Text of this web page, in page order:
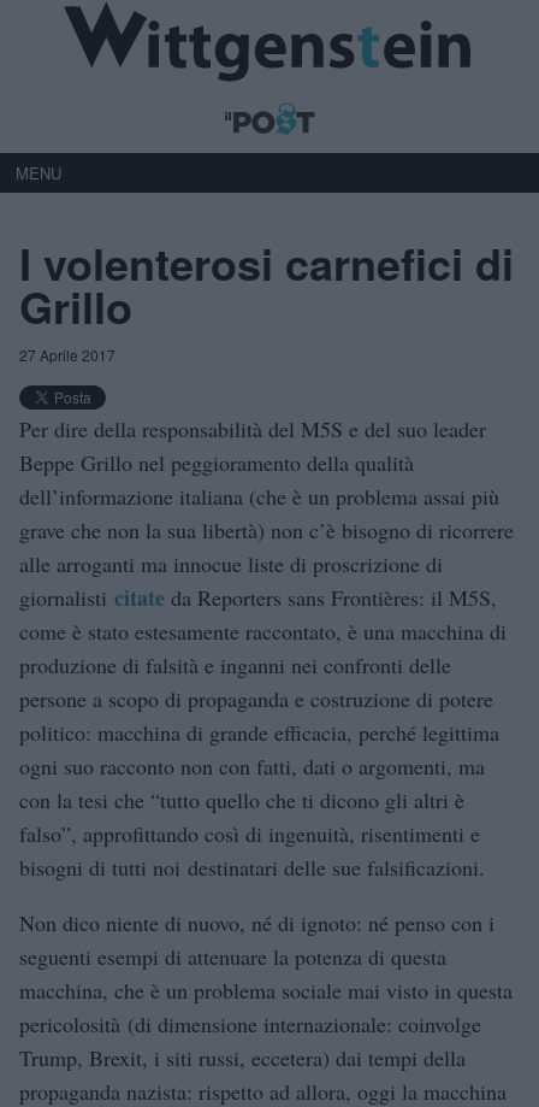
MENU
I volenterosi carnefici di
Grillo
27 Aprile 2017
Per dire della responsabilità del M5S e del suo leader
Beppe Grillo nel peggioramento della qualità
dell’informazione italiana (che è un problema assai più
grave che non la sua libertà) non c’è bisogno di ricorrere
alle arroganti ma innocue liste di proscrizione di
giornalisti citate da Reporters sans Frontières: il M5S,
come è stato estesamente raccontato, è una macchina di
produzione di falsità e inganni nei confronti delle
persone a scopo di propaganda e costruzione di potere
politico: macchina di grande efficacia, perché legittima
ogni suo racconto non con fatti, dati o argomenti, ma
con la tesi che “tutto quello che ti dicono gli altri è
falso”, approfittando così di ingenuità, risentimenti e
bisogni di tutti noi destinatari delle sue falsificazioni.
Non dico niente di nuovo, né di ignoto: né penso con i
seguenti esempi di attenuare la potenza di questa
macchina, che è un problema sociale mai visto in questa
pericolosità (di dimensione internazionale: coinvolge
Trump, Brexit, i siti russi, eccetera) dai tempi della
propaganda nazista: rispetto ad allora, oggi la macchina